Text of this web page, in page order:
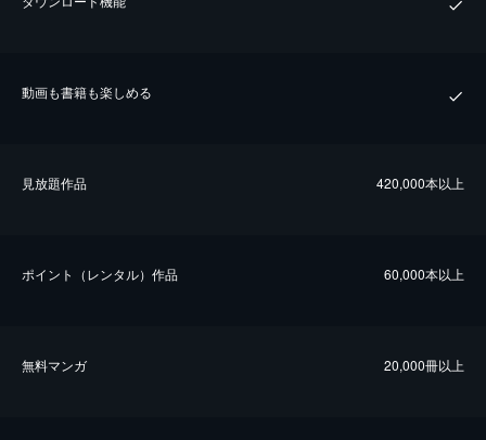
動画も書籍も楽しめる
⾒放題作品 420,000本以上
ポイント（レンタル）作品 60,000本以上
無料マンガ 20,000冊以上